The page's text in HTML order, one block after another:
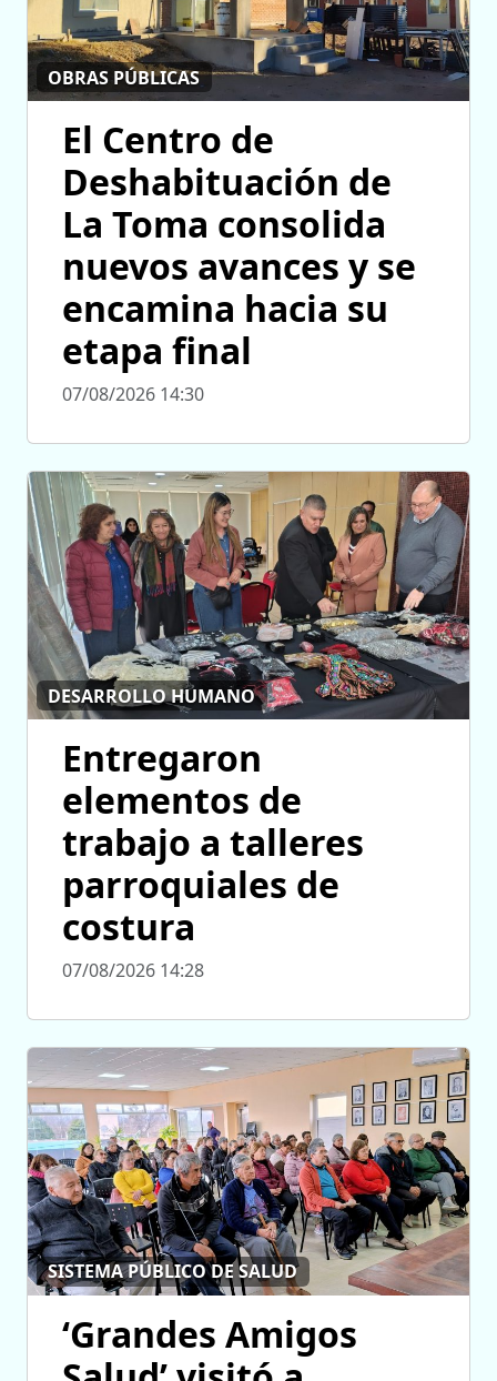
OBRAS PÚBLICAS
El Centro de
Deshabituación de
La Toma consolida
nuevos avances y se
encamina hacia su
etapa final
07/08/2026 14:30
DESARROLLO HUMANO
Entregaron
elementos de
trabajo a talleres
parroquiales de
costura
07/08/2026 14:28
SISTEMA PÚBLICO DE SALUD
‘Grandes Amigos